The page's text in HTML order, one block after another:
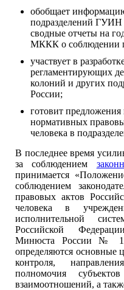
обобщает
подразделений
сводные отчеты на
МККК о соблюдении
участвует в
регламентирующих
колоний и других
России;
готовит
нормативных
человека в
В последнее время
за соблюдением
принимается
соблюдением
правовых актов
человека в
исполнительной
Российской
Минюста России №
определяются основные
контроля,
полномочия
взаимоотношений, а